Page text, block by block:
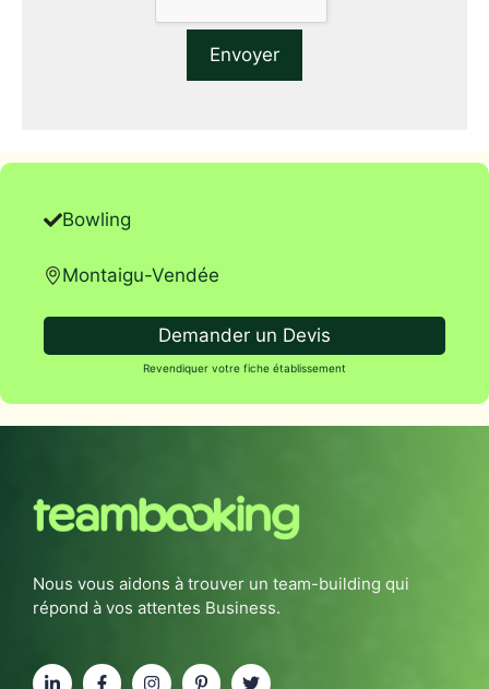
Bowling
Montaigu-Vendée
Demander un Devis
Revendiquer votre fiche établissement
Nous vous aidons à trouver un team-building qui
répond à vos attentes Business.